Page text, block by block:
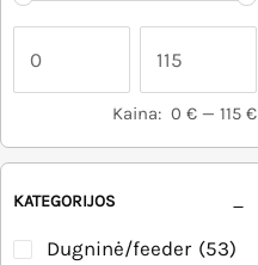
Kaina: 0 €— 115 €
KATEGORIJOS
Dugninė/feeder (53)